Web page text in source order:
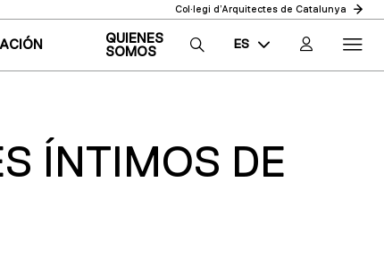
Col·legi d’Arquitectes de Catalunya
QUIENES
SOMOS
ES
EN
ÍNTIMOS DE